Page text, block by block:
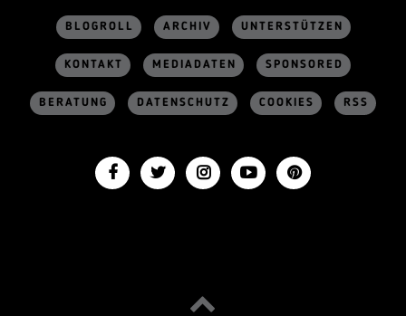
BLOGROLL ARCHIV UNTERSTÜTZEN
KONTAKT MEDIADATEN SPONSORED
BERATUNG DATENSCHUTZ COOKIES RSS